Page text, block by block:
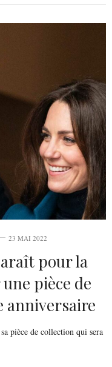
23 MAI 2022
pour la
pièce de
anniversaire
pièce de collection qui sera